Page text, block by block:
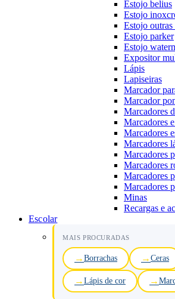
Estojo belius
Estojo
Estojo outras
Estojo parker
Estojo
Expositor
Lápis
Lapiseiras
Marcador
Marcador
Marcadores
Marcadores
Marcadores
Marcadores
Marcadores
Marcadores
Marcadores
Marcadores
Minas
Recargas e
Escolar
MAIS PROCURADAS
Borrachas Ceras
Lápis de cor